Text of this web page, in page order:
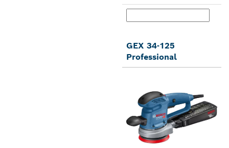
GEX 34-125
Professional